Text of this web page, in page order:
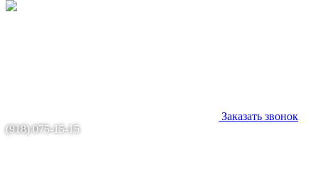
Заказать звонок
(918) 075-15-15